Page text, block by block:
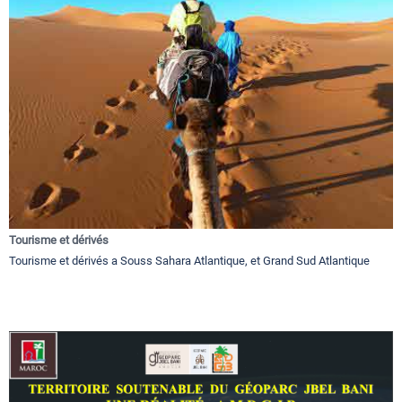
Tourisme et dérivés
Tourisme et dérivés a Souss Sahara Atlantique, et Grand Sud Atlantique